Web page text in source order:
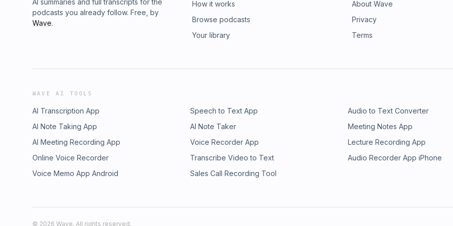
https://www.facebook.com/HanspatrikaInstagram:
https://www.instagram.com/hans_magazine/?hl=enWebsite:
http://hanshindimagazine.in/You can find Hansvani other awesome shows on the
podcasts you already follow. Free, by
Wave.
How it works
Browse podcasts
Your library
About Wave
Privacy
Terms
WAVE AI TOOLS
AI Transcription App Speech to Text App Audio to Text Converter
AI Note Taking App
AI Note Taker Meeting Notes App
AI Meeting Recording App
Voice Recorder App Lecture Recording App
Online Voice Recorder
Transcribe Video to Text Audio Recorder App iPhone
Voice Memo App Android
Sales Call Recording Tool
© 2026 Wave. All rights reserved.